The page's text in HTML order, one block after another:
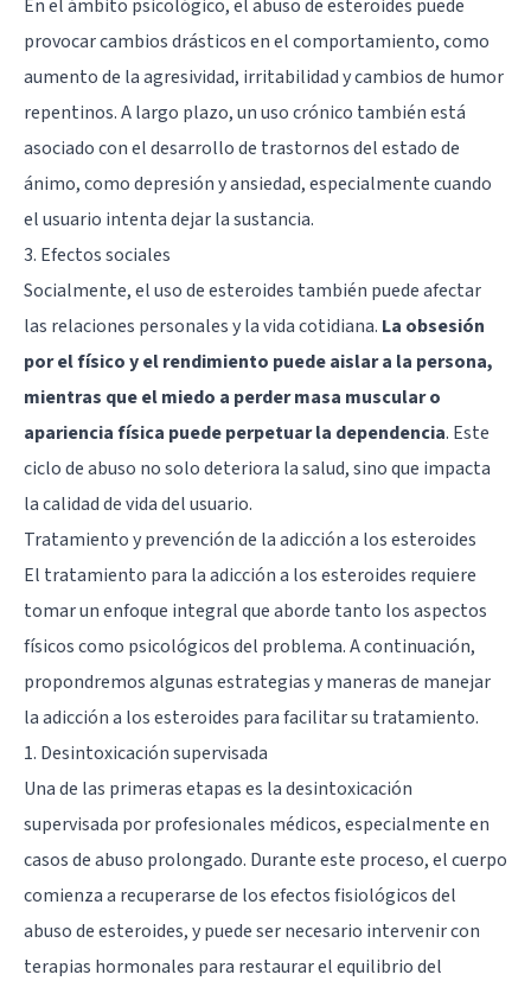
En el ámbito psicológico, el abuso de esteroides puede
provocar cambios drásticos en el comportamiento, como
aumento de la agresividad, irritabilidad y cambios de humor
repentinos. A largo plazo, un uso crónico también está
asociado con el desarrollo de trastornos del estado de
ánimo, como depresión y ansiedad, especialmente cuando
el usuario intenta dejar la sustancia.
3. Efectos sociales
Socialmente, el uso de esteroides también puede afectar
las relaciones personales y la vida cotidiana. La obsesión
por el físico y el rendimiento puede aislar a la persona,
mientras que el miedo a perder masa muscular o
apariencia física puede perpetuar la dependencia. Este
ciclo de abuso no solo deteriora la salud, sino que impacta
la calidad de vida del usuario.
Tratamiento y prevención de la adicción a los esteroides
El tratamiento para la adicción a los esteroides requiere
tomar un enfoque integral que aborde tanto los aspectos
físicos como psicológicos del problema. A continuación,
propondremos algunas estrategias y maneras de manejar
la adicción a los esteroides para facilitar su tratamiento.
1. Desintoxicación supervisada
Una de las primeras etapas es la desintoxicación
supervisada por profesionales médicos, especialmente en
casos de abuso prolongado. Durante este proceso, el cuerpo
comienza a recuperarse de los efectos fisiológicos del
abuso de esteroides, y puede ser necesario intervenir con
terapias hormonales para restaurar el equilibrio del